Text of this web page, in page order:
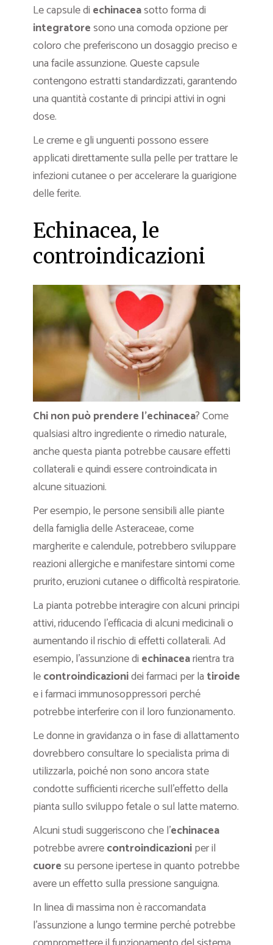
Le capsule di echinaceasotto forma di
integratoresono una comoda opzione per
coloro che preferiscono un dosaggio preciso e
una facile assunzione. Queste capsule
contengono estratti standardizzati, garantendo
una quantità costante di principi attivi in ogni
dose.
Le creme e gli unguenti possono essere
applicati direttamente sulla pelle per trattare le
infezioni cutanee o per accelerare la guarigione
delle ferite.
Echinacea, le
controindicazioni
Chi non può prendere l’echinacea? Come
qualsiasi altro ingrediente o rimedio naturale,
anche questa pianta potrebbe causare effetti
collaterali e quindi essere controindicata in
alcune situazioni.
Per esempio, le persone sensibili alle piante
della famiglia delle Asteraceae, come
margherite e calendule, potrebbero sviluppare
reazioni allergiche e manifestare sintomi come
prurito, eruzioni cutanee o difficoltà respiratorie.
La pianta potrebbe interagire con alcuni principi
attivi, riducendo l’efficacia di alcuni medicinali o
aumentando il rischio di effetti collaterali. Ad
esempio, l’assunzione di echinacearientra tra
lecontroindicazionidei farmaci per la tiroide
e i farmaci immunosoppressori perché
potrebbe interferire con il loro funzionamento.
Le donne in gravidanza o in fase di allattamento
dovrebbero consultare lo specialista prima di
utilizzarla, poiché non sono ancora state
condotte sufficienti ricerche sull’effetto della
pianta sullo sviluppo fetale o sul latte materno.
Alcuni studi suggeriscono che l’echinacea
potrebbe avrerecontroindicazioniper il
cuoresu persone ipertese in quanto potrebbe
avere un effetto sulla pressione sanguigna.
In linea di massima non è raccomandata
l’assunzione a lungo termine perché potrebbe